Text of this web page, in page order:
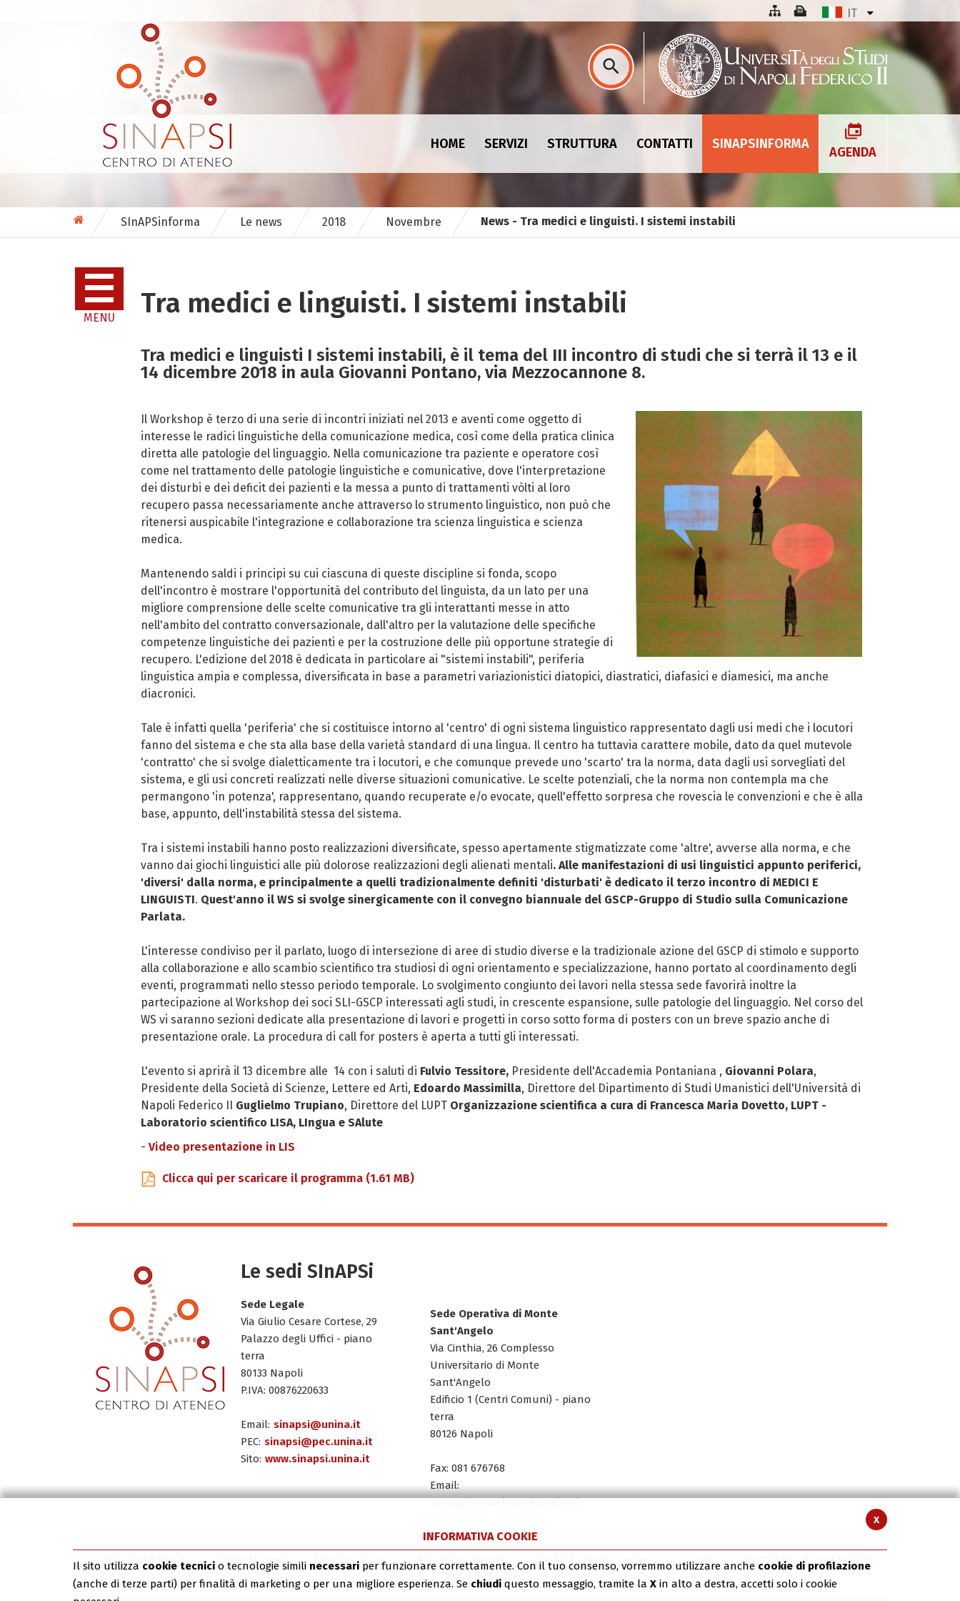
IT
HOME SERVIZI STRUTTURA CONTATTI SINAPSINFORMA
AGENDA
SInAPSinforma Le news 2018 Novembre News - Tra medici e linguisti. I sistemi instabili
MENU Tra medici e linguisti. I sistemi instabili
Tra medici e linguisti I sistemi instabili, è il tema del III incontro di studi che si terrà il 13 e il
14 dicembre 2018 in aula Giovanni Pontano, via Mezzocannone 8.
Il Workshop è terzo di una serie di incontri iniziati nel 2013 e aventi come oggetto di
interesse le radici linguistiche della comunicazione medica, così come della pratica clinica
diretta alle patologie del linguaggio. Nella comunicazione tra paziente e operatore così
come nel trattamento delle patologie linguistiche e comunicative, dove l'interpretazione
dei disturbi e dei deficit dei pazienti e la messa a punto di trattamenti vòlti al loro
recupero passa necessariamente anche attraverso lo strumento linguistico, non può che
ritenersi auspicabile l'integrazione e collaborazione tra scienza linguistica e scienza
medica.
Mantenendo saldi i principi su cui ciascuna di queste discipline si fonda, scopo
dell'incontro è mostrare l'opportunità del contributo del linguista, da un lato per una
migliore comprensione delle scelte comunicative tra gli interattanti messe in atto
nell'ambito del contratto conversazionale, dall'altro per la valutazione delle specifiche
competenze linguistiche dei pazienti e per la costruzione delle più opportune strategie di
recupero. L'edizione del 2018 è dedicata in particolare ai "sistemi instabili", periferia
linguistica ampia e complessa, diversificata in base a parametri variazionistici diatopici, diastratici, diafasici e diamesici, ma anche
diacronici.
Tale è infatti quella 'periferia' che si costituisce intorno al 'centro' di ogni sistema linguistico rappresentato dagli usi medi che i locutori
fanno del sistema e che sta alla base della varietà standard di una lingua. Il centro ha tuttavia carattere mobile, dato da quel mutevole
'contratto' che si svolge dialetticamente tra i locutori, e che comunque prevede uno 'scarto' tra la norma, data dagli usi sorvegliati del
sistema, e gli usi concreti realizzati nelle diverse situazioni comunicative. Le scelte potenziali, che la norma non contempla ma che
permangono 'in potenza', rappresentano, quando recuperate e/o evocate, quell'effetto sorpresa che rovescia le convenzioni e che è alla
base, appunto, dell'instabilità stessa del sistema.
Tra i sistemi instabili hanno posto realizzazioni diversificate, spesso apertamente stigmatizzate come 'altre', avverse alla norma, e che
vanno dai giochi linguistici alle più dolorose realizzazioni degli alienati mentali. Alle manifestazioni di usi linguistici appunto periferici,
'diversi' dalla norma, e principalmente a quelli tradizionalmente definiti 'disturbati' è dedicato il terzo incontro di MEDICI E
LINGUISTI. Quest'anno il WS si svolge sinergicamente con il convegno biannuale del GSCP-Gruppo di Studio sulla Comunicazione
Parlata.
L'interesse condiviso per il parlato, luogo di intersezione di aree di studio diverse e la tradizionale azione del GSCP di stimolo e supporto
alla collaborazione e allo scambio scientifico tra studiosi di ogni orientamento e specializzazione, hanno portato al coordinamento degli
eventi, programmati nello stesso periodo temporale. Lo svolgimento congiunto dei lavori nella stessa sede favorirà inoltre la
partecipazione al Workshop dei soci SLI-GSCP interessati agli studi, in crescente espansione, sulle patologie del linguaggio. Nel corso del
WS vi saranno sezioni dedicate alla presentazione di lavori e progetti in corso sotto forma di posters con un breve spazio anche di
presentazione orale. La procedura di call for posters è aperta a tutti gli interessati.
L'evento si aprirà il 13 dicembre alle 14 con i saluti di Fulvio Tessitore, Presidente dell'Accademia Pontaniana , Giovanni Polara,
Presidente della Società di Scienze, Lettere ed Arti, Edoardo Massimilla, Direttore del Dipartimento di Studi Umanistici dell'Università di
Napoli Federico II Guglielmo Trupiano, Direttore del LUPT Organizzazione scientifica a cura di Francesca Maria Dovetto, LUPT -
Laboratorio scientifico LISA, LIngua e SAlute
Video presentazione in LIS
Clicca qui per scaricare il programma (1.61 MB)
Le sedi SInAPSi
Sede Legale
Via Giulio Cesare Cortese, 29
Palazzo degli Uffici - piano
terra
80133 Napoli
P.IVA: 00876220633
Email: sinapsi@unina.it
PEC: sinapsi@pec.unina.it
Sito: www.sinapsi.unina.it
Sede Operativa di Monte
Sant'Angelo
Via Cinthia, 26 Complesso
Universitario di Monte
Sant'Angelo
Edificio 1 (Centri Comuni) - piano
terra
80126 Napoli
Fax: 081 676768
Email:
accoglienza.sinapsi@unina.it
Carta dei Servizi Tutte le sedi Dicono di noi Riconoscimenti SInAPSi book series Il Logo
Comitato di redazione
Privacy Policy
x
INFORMATIVA COOKIE
Il sito utilizza cookie tecnici o tecnologie simili necessari per funzionare correttamente. Con il tuo consenso, vorremmo utilizzare anche cookie di profilazione
(anche di terze parti) per finalità di marketing o per una migliore esperienza. Se chiudi questo messaggio, tramite la X in alto a destra, accetti solo i cookie